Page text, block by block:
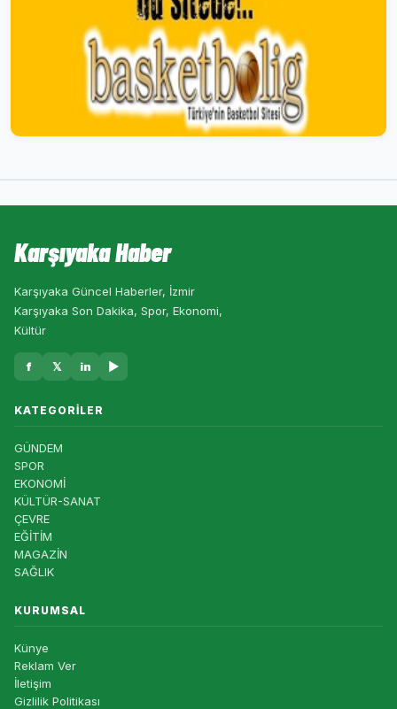
Karşıyaka Haber
Karşıyaka Güncel Haberler, İzmir
Karşıyaka Son Dakika, Spor, Ekonomi,
Kültür
f 𝕏 in ▶
KATEGORILER
GÜNDEM
SPOR
EKONOMİ
KÜLTÜR-SANAT
ÇEVRE
EĞİTİM
MAGAZİN
SAĞLIK
KURUMSAL
Künye
Reklam Ver
İletişim
Gizlilik Politikası